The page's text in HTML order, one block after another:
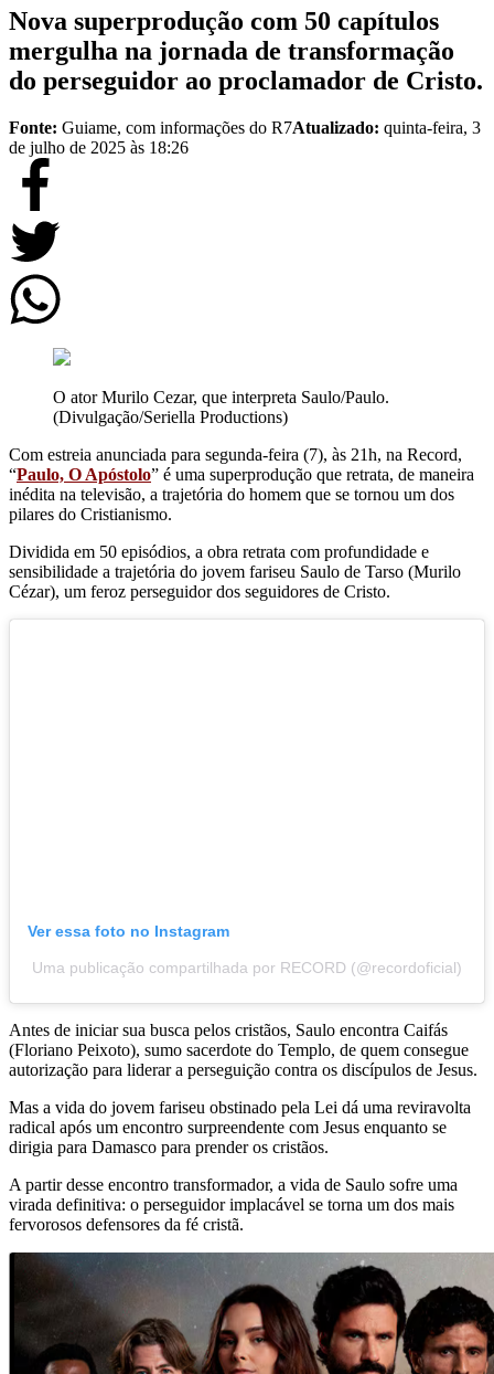
Nova superprodução com 50 capítulos
mergulha na jornada de transformação
do perseguidor ao proclamador de Cristo.
Fonte: Guiame, com informações do R7Atualizado: quinta-feira, 3
de julho de 2025 às 18:26
O ator Murilo Cezar, que interpreta Saulo/Paulo.
(Divulgação/Seriella Productions)
Com estreia anunciada para segunda-feira (7), às 21h, na Record,
“Paulo, O Apóstolo” é uma superprodução que retrata, de maneira
inédita na televisão, a trajetória do homem que se tornou um dos
pilares do Cristianismo.
Dividida em 50 episódios, a obra retrata com profundidade e
sensibilidade a trajetória do jovem fariseu Saulo de Tarso (Murilo
Cézar), um feroz perseguidor dos seguidores de Cristo.
Ver essa foto no Instagram
Uma publicação compartilhada por RECORD (@recordoficial)
Antes de iniciar sua busca pelos cristãos, Saulo encontra Caifás
(Floriano Peixoto), sumo sacerdote do Templo, de quem consegue
autorização para liderar a perseguição contra os discípulos de Jesus.
Mas a vida do jovem fariseu obstinado pela Lei dá uma reviravolta
radical após um encontro surpreendente com Jesus enquanto se
dirigia para Damasco para prender os cristãos.
A partir desse encontro transformador, a vida de Saulo sofre uma
virada definitiva: o perseguidor implacável se torna um dos mais
fervorosos defensores da fé cristã.